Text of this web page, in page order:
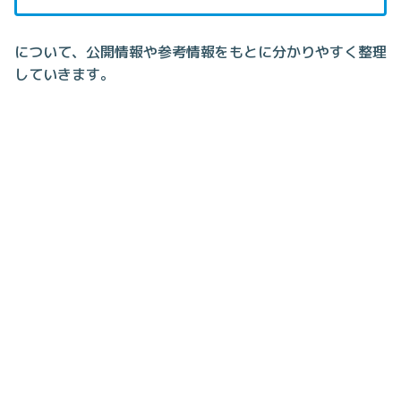
について、公開情報や参考情報をもとに分かりやすく整理
していきます。